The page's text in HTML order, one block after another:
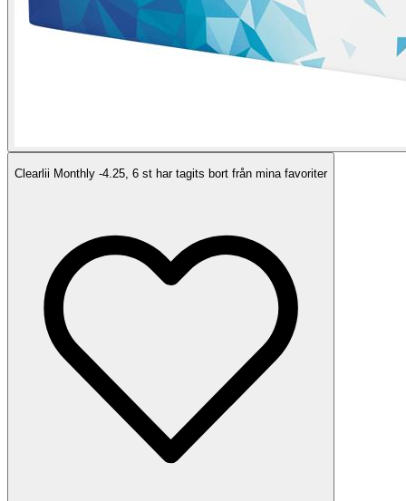
Clearlii Monthly -4.25, 6 st har tagits bort från mina favoriter